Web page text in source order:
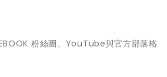
粉絲團、YouTube與官方部落格